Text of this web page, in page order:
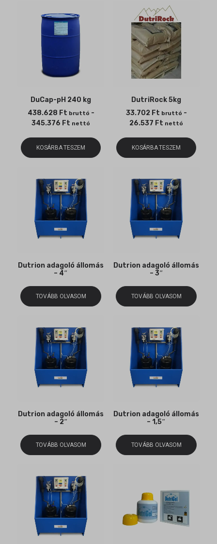
DuCap-pH 240 kg
438.628 Ft bruttó -
345.376 Ft nettó
KOSÁRBA TESZEM
DutriRock 5kg
33.702 Ft bruttó -
26.537 Ft nettó
KOSÁRBA TESZEM
Dutrion adagoló állomás
– 4″
TOVÁBB OLVASOM
Dutrion adagoló állomás
– 3″
TOVÁBB OLVASOM
Dutrion adagoló állomás
– 2″
TOVÁBB OLVASOM
Dutrion adagoló állomás
– 1,5″
TOVÁBB OLVASOM